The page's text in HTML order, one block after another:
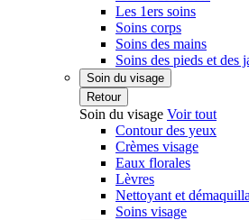
Les 1ers soins
Soins corps
Soins des mains
Soins des pieds et des
Soin du visage
Retour
Soin du visage Voir tout
Contour des yeux
Crèmes visage
Eaux florales
Lèvres
Nettoyant et
Soins visage